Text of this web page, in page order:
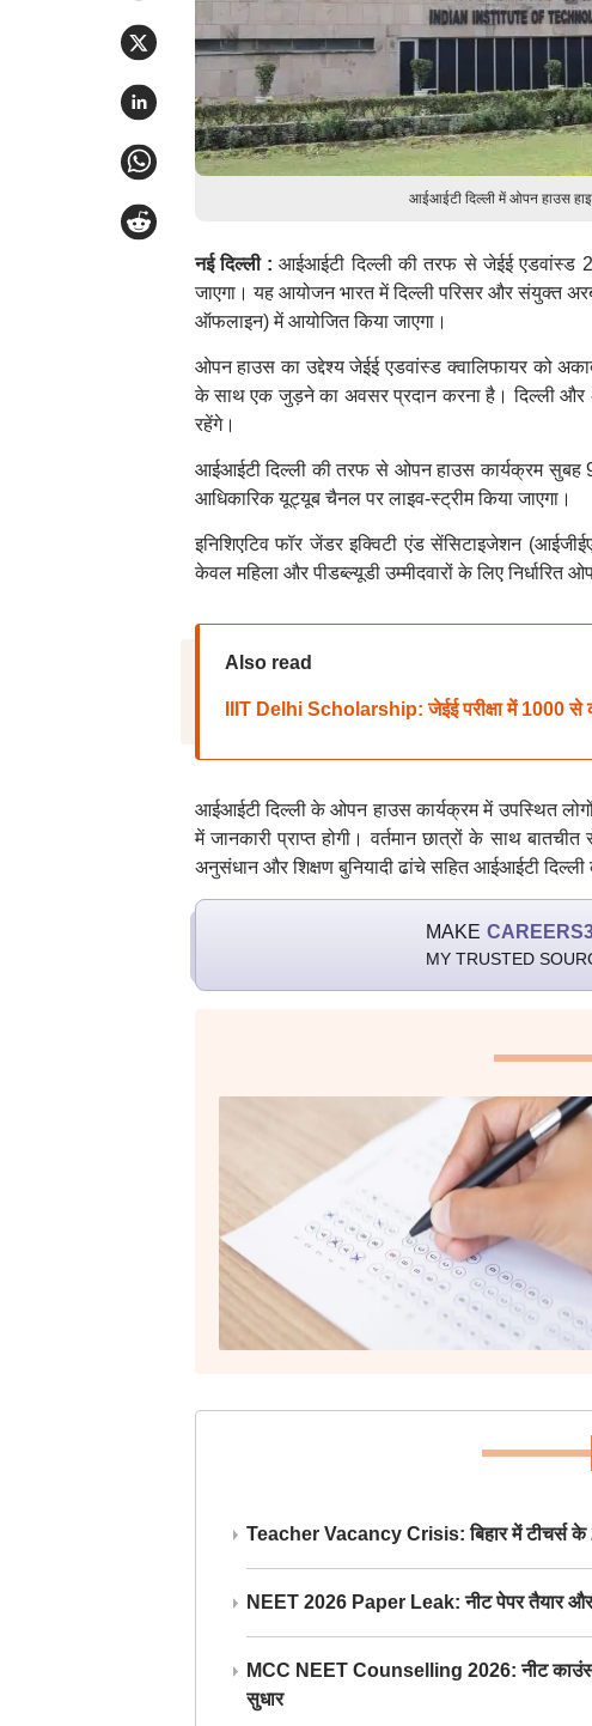
आईआईटी दिल्ली में ओपन हाउस
नई दिल्ली :आईआईटी दिल्ली की तरफ से जेईई एडवांस्ड
जाएगा। यह आयोजन भारत में दिल्ली परिसर और संयुक्त
ऑफलाइन) में आयोजित किया जाएगा।
ओपन हाउस का उद्देश्य जेईई एडवांस्ड क्वालिफायर को
के साथ एक जुड़ने का अवसर प्रदान करना है। दिल्ली और
रहेंगे।
आईआईटी दिल्ली की तरफ से ओपन हाउस कार्यक्रम
आधिकारिक यूट्यूब चैनल पर लाइव-स्ट्रीम किया जाएगा।
इनिशिएटिव फॉर जेंडर इक्विटी एंड सेंसिटाइजेशन
केवल महिला और पीडब्ल्यूडी उम्मीदवारों के लिए
Also read
IIIT Delhi Scholarship: जेईई परीक्षा में 1000 से
आईआईटी दिल्ली के ओपन हाउस कार्यक्रम में उपस्थित
में जानकारी प्राप्त होगी। वर्तमान छात्रों के साथ
अनुसंधान और शिक्षण बुनियादी ढांचे सहित आईआईटी
MAKE
MY TRUSTED
Teacher Vacancy Crisis: बिहार में टीचर्स के
NEET 2026 Paper Leak: नीट पेपर तैयार
MCC NEET Counselling 2026: नीट
सुधार